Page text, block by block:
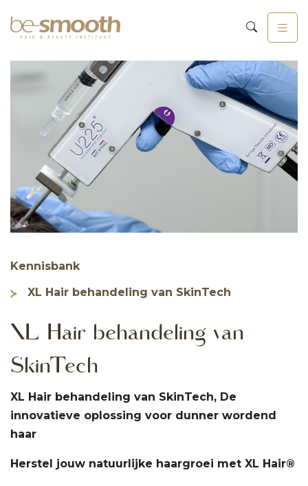
Kennisbank
XL Hair behandeling van SkinTech
XL Hair behandeling van
SkinTech
XL Hair behandeling van SkinTech, De
innovatieve oplossing voor dunner wordend
haar
Herstel jouw natuurlijke haargroei met XL Hair®